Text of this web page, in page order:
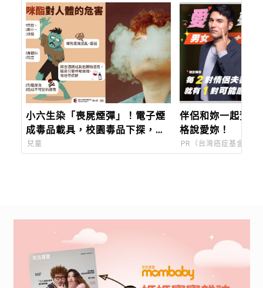
小六生染「喪屍煙彈」！電子煙
成毒品載具，校園毒品下探，教
育部9月推唾液快篩
兒童
伴侶和妳一起預防
格說愛妳！
PR（台灣癌症基金會）